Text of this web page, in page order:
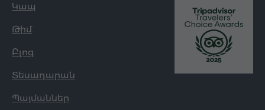
Կապ
Թիմ
Բլոգ
Տեսադարան
Պայմաններ